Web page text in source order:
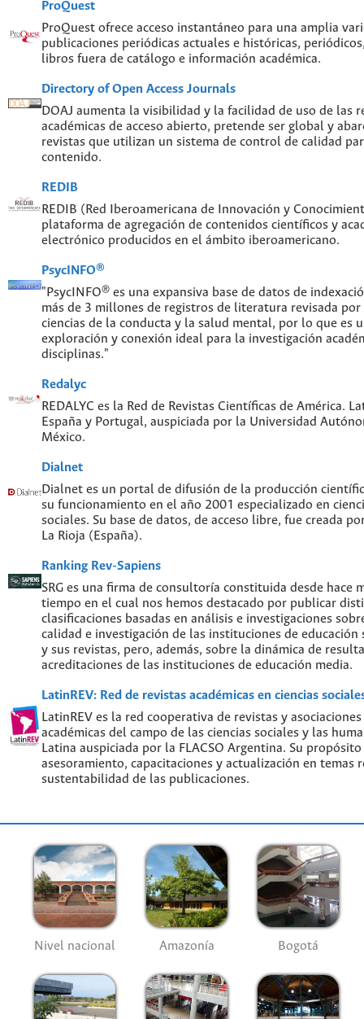
ProQuest
ProQuest ofrece acceso instantáneo para una amplia
publicaciones periódicas actuales e históricas,
libros fuera de catálogo e información académica.
Directory of Open Access Journals
DOAJ aumenta la visibilidad y la facilidad de uso de las
académicas de acceso abierto, pretende ser global y
revistas que utilizan un sistema de control de calidad
contenido.
REDIB
REDIB (Red Iberoamericana de Innovación y
plataforma de agregación de contenidos científicos y
electrónico producidos en el ámbito iberoamericano.
PsycINFO®
"PsycINFO® es una expansiva base de datos de
más de 3 millones de registros de literatura revisada por
ciencias de la conducta y la salud mental, por lo que es
exploración y conexión ideal para la investigación
disciplinas."
Redalyc
REDALYC es la Red de Revistas Científicas de América.
España y Portugal, auspiciada por la Universidad
México.
Dialnet
Dialnet es un portal de difusión de la producción
su funcionamiento en el año 2001 especializado en
sociales. Su base de datos, de acceso libre, fue creada
La Rioja (España).
Ranking Rev-Sapiens
SRG es una firma de consultoría constituida desde hace
tiempo en el cual nos hemos destacado por publicar
clasificaciones basadas en análisis e investigaciones
calidad e investigación de las instituciones de educación
y sus revistas, pero, además, sobre la dinámica de
acreditaciones de las instituciones de educación media.
LatinREV: Red de revistas académicas en ciencias
LatinREV es la red cooperativa de revistas y
académicas del campo de las ciencias sociales y las
Latina auspiciada por la FLACSO Argentina. Su
asesoramiento, capacitaciones y actualización en temas
sustentabilidad de las publicaciones.
Nivel nacional Amazonía Bogotá